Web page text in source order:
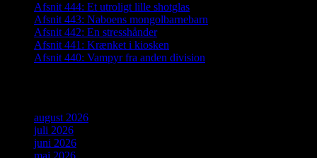
Afsnit 444: Et utroligt lille shotglas
Afsnit 443: Naboens mongolbarnebarn
Afsnit 442: En stresshånder
Afsnit 441: Krænket i kiosken
Afsnit 440: Vampyr fra anden division
august 2026
juli 2026
juni 2026